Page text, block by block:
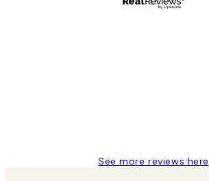
See more reviews here